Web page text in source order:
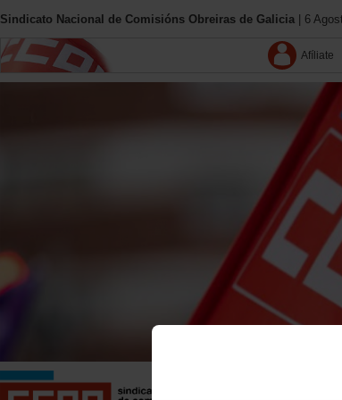
Sindicato Nacional de Comisións Obreiras de Galicia | 6
Afíliate